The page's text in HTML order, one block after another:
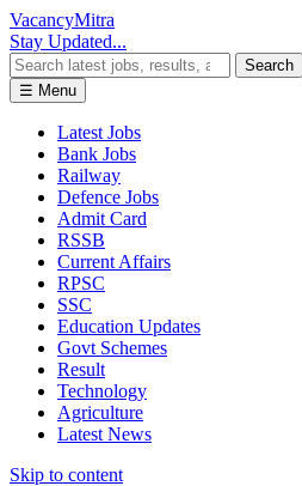
VacancyMitra
Stay Updated...
Search
☰ Menu
Latest Jobs
Bank Jobs
Railway
Defence Jobs
Admit Card
RSSB
Current Affairs
RPSC
SSC
Education Updates
Govt Schemes
Result
Technology
Agriculture
Latest News
Skip to content